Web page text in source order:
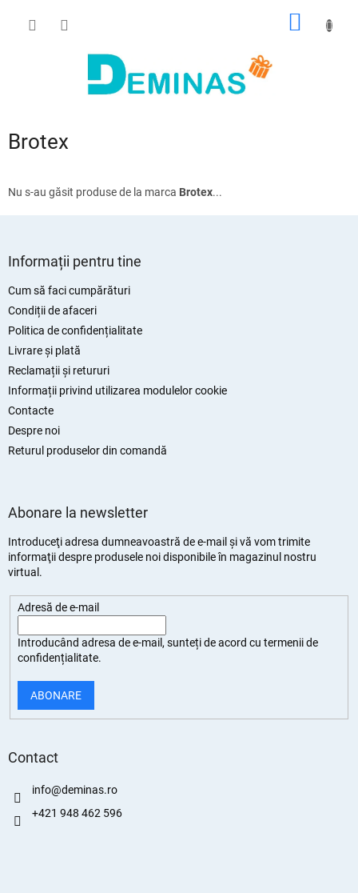
COŞ
Brotex
Nu s-au găsit produse de la marca Brotex...
Informații pentru tine
Cum să faci cumpărături
Condiții de afaceri
Politica de confidențialitate
Livrare și plată
Reclamații și retururi
Informații privind utilizarea modulelor cookie
Contacte
Despre noi
Returul produselor din comandă
Abonare la newsletter
Introduceţi adresa dumneavoastră de e-mail şi vă vom trimite
informaţii despre produsele noi disponibile în magazinul nostru
virtual.
Adresă de e-mail
Introducând adresa de e-mail, sunteți deacord cu termenii de
confidențialitate.
ABONARE
Contact
info@deminas.ro
+421 948 462 596